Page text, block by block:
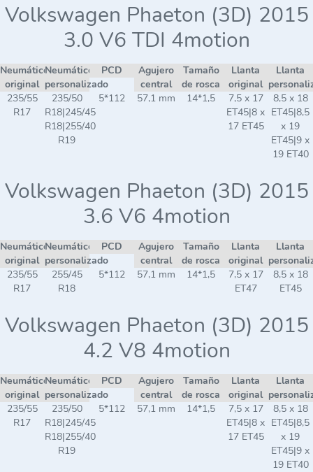
Volkswagen Phaeton (3D) 2015
3.0 V6 TDI 4motion
Neumático
original
Neumático
personalizado
PCD
Agujero
central
Tamaño
de rosca
Llanta
original
Llanta
235/55
R17
235/50
R18|245/45
R18|255/40
R19
5*112 57,1 mm 14*1,5
7,5 x 17
ET45|8 x
17 ET45
8,5 x 18
ET45|8,5
x 19
ET45|9 x
19 ET40
Volkswagen Phaeton (3D) 2015
3.6 V6 4motion
Neumático
original
Neumático
personalizado
PCD
Agujero
central
Tamaño
de rosca
Llanta
original
Llanta
235/55
R17
255/45
R18
5*112 57,1 mm 14*1,5
7,5 x 17
ET47
8,5 x 18
ET45
Volkswagen Phaeton (3D) 2015
4.2 V8 4motion
Neumático
original
Neumático
personalizado
PCD
Agujero
central
Tamaño
de rosca
Llanta
original
Llanta
235/55
R17
235/50
R18|245/45
R18|255/40
R19
5*112 57,1 mm 14*1,5
7,5 x 17
ET45|8 x
17 ET45
8,5 x 18
ET45|8,5
x 19
ET45|9 x
19 ET40